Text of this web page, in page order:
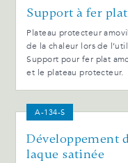
Support à fer
Plateau protecteur
de la chaleur lors de
Support pour fer plat
et le plateau protecteur.
A-134-S
Développement
laque satinée